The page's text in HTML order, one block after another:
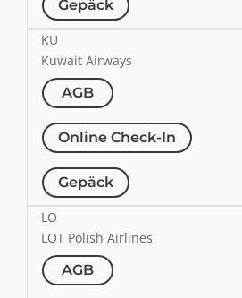
Gepäck
KU
Kuwait Airways
AGB
Online Check-In
Gepäck
LO
LOT Polish Airlines
AGB